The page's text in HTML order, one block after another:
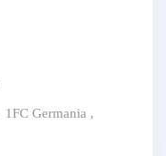
1FC Germania ,